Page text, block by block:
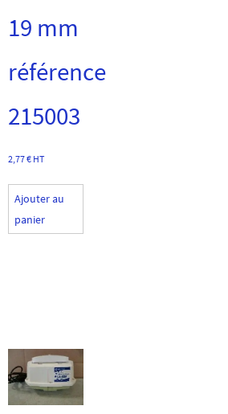
19 mm
référence
215003
2,77€ HT
Ajouter au
panier